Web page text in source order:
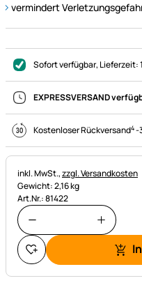
vermindert
Sofort verfügbar, Lieferzeit:
EXPRESSVERSAND
Kostenloser Rückversand4-
Steuerhinweis:
inkl. MwSt.,zzgl. Versandkosten
Gewicht: 2,16 kg
Art.Nr.: 81422